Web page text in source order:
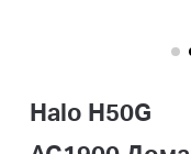
Halo H50G